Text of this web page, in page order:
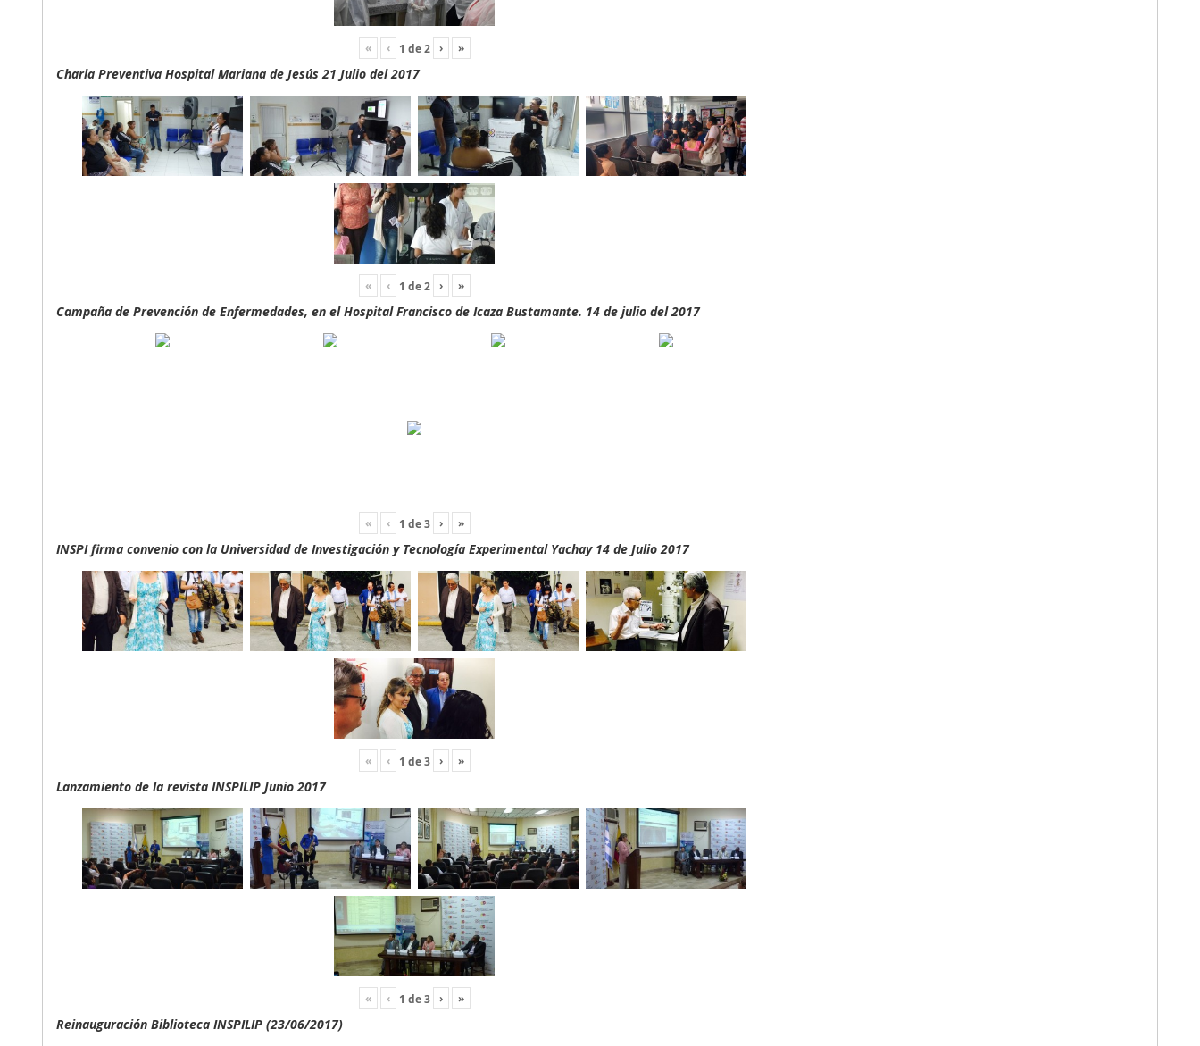
« ‹ 1 de2 › »
Charla Preventiva Hospital Mariana de Jesús 21 Julio del 2017
« ‹ 1 de2 › »
Campaña de Prevención de Enfermedades, en el Hospital Francisco de Icaza Bustamante. 14 de julio del 2017
« ‹ 1 de3 › »
INSPI firma convenio con la Universidad de Investigación y Tecnología Experimental Yachay 14 de Julio 2017
« ‹ 1 de3 › »
Lanzamiento de la revista INSPILIP Junio 2017
« ‹ 1 de3 › »
Reinauguración Biblioteca INSPILIP (23/06/2017)